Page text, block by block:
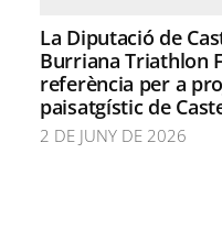
La Diputació de
Burriana Triathlon
referència per a
paisatgístic de
2 DE JUNY DE 2026